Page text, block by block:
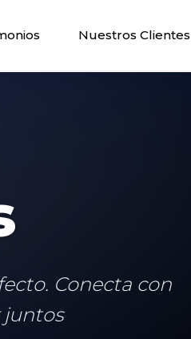
Nuestros Clientes
Conecta con
juntos